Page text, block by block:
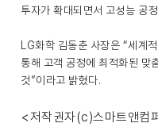
투자가 확대되면서 고성능 공
LG화학 김동춘 사장은 “세계
통해 고객 공정에 최적화된 맞
것”이라고 밝혔다.
<저작권자(c)스마트앤컴